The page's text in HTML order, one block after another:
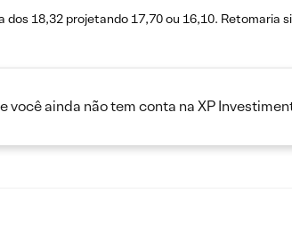
dos 18,32 projetando 17,70 ou 16,10. Retomaria
você ainda não tem conta na XP